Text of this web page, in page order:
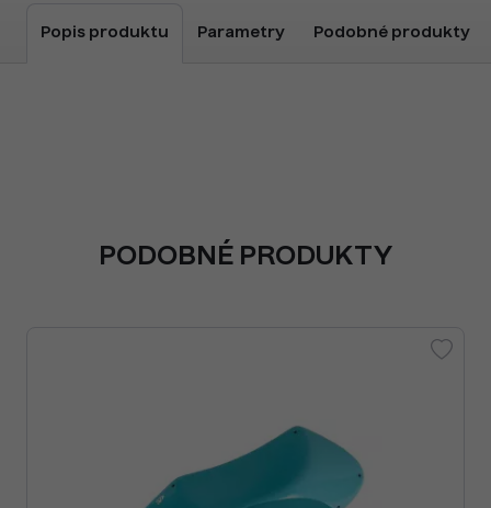
Popis produktu Parametry Podobné produkty
PODOBNÉ PRODUKTY